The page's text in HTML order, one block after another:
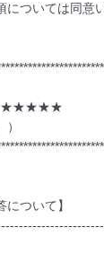
ついては同意
について】